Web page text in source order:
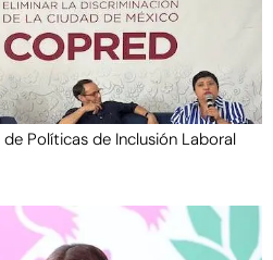
Políticas de Inclusión Laboral